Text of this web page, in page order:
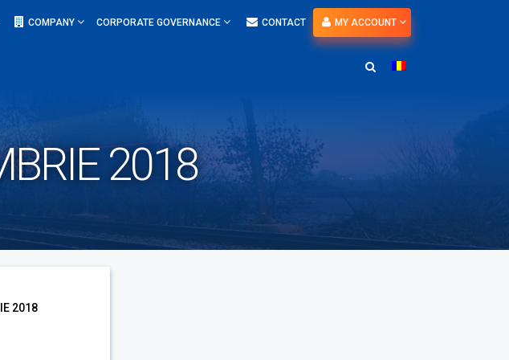
COMPANY CORPORATE GOVERNANCE CONTACT MY ACCOUNT
2018
2018